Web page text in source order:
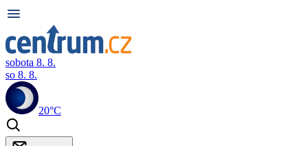
sobota 8. 8.
so 8. 8.
20°C